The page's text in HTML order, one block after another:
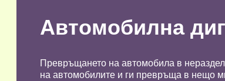
Автомобилна
Превръщането на автомобила в
на автомобилите и ги превръща в нещо